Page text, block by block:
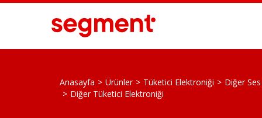
Anasayfa Ürünler Tüketici Elektroniği
Diğer
Diğer Tüketici Elektroniği